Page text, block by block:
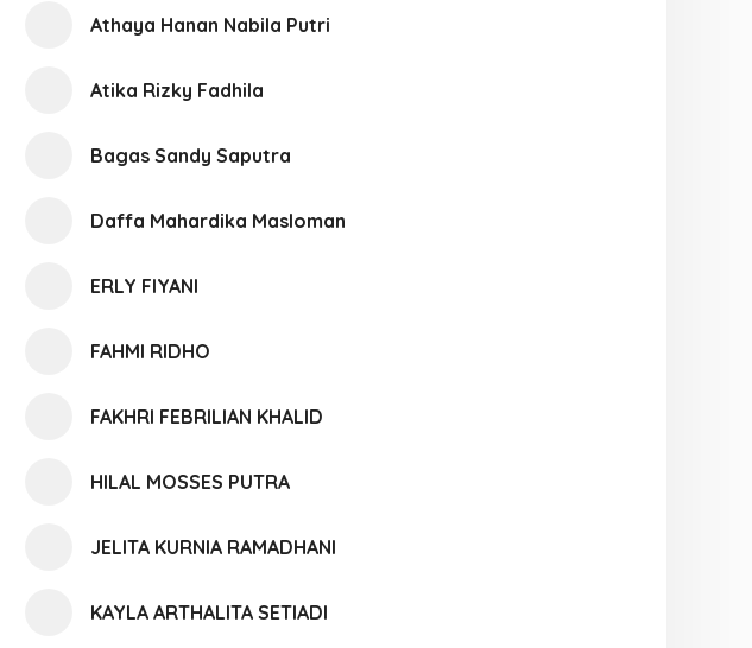
Athaya Hanan Nabila Putri
Atika Rizky Fadhila
Bagas Sandy Saputra
Daffa Mahardika Masloman
ERLY FIYANI
FAHMI RIDHO
FAKHRI FEBRILIAN KHALID
HILAL MOSSES PUTRA
JELITA KURNIA RAMADHANI
KAYLA ARTHALITA SETIADI